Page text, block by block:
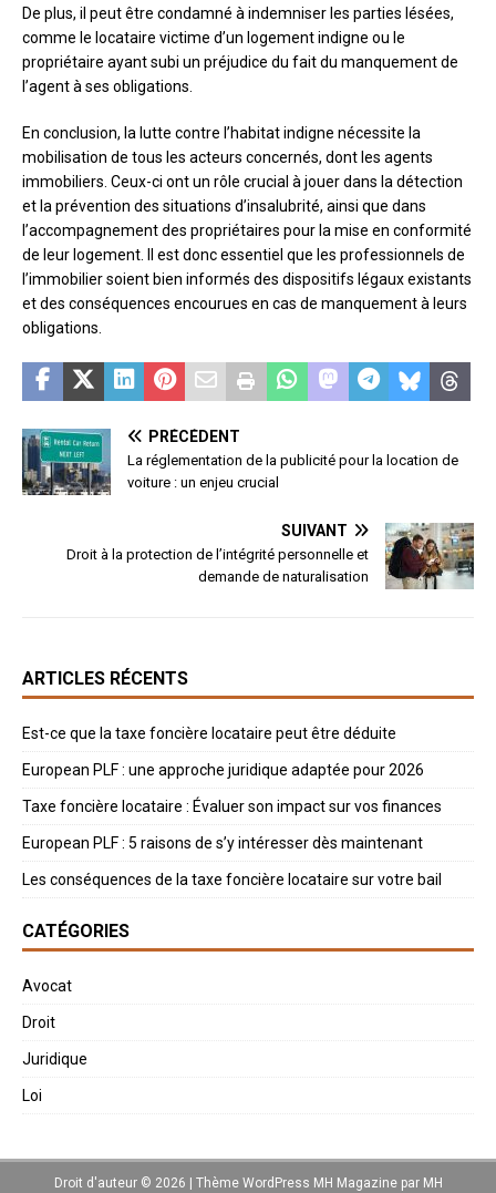
De plus, il peut être condamné à indemniser les parties lésées,
comme le locataire victime d’un logement indigne ou le
propriétaire ayant subi un préjudice du fait du manquement de
l’agent à ses obligations.
En conclusion, la lutte contre l’habitat indigne nécessite la
mobilisation de tous les acteurs concernés, dont les agents
immobiliers. Ceux-ci ont un rôle crucial à jouer dans la détection
et la prévention des situations d’insalubrité, ainsi que dans
l’accompagnement des propriétaires pour la mise en conformité
de leur logement. Il est donc essentiel que les professionnels de
l’immobilier soient bien informés des dispositifs légaux existants
et des conséquences encourues en cas de manquement à leurs
obligations.
PRÉCÉDENT
La réglementation de la publicité pour la location de
voiture : un enjeu crucial
SUIVANT
Droit à la protection de l’intégrité personnelle et
demande de naturalisation
ARTICLES RÉCENTS
Est-ce que la taxe foncière locataire peut être déduite
European PLF : une approche juridique adaptée pour 2026
Taxe foncière locataire : Évaluer son impact sur vos finances
European PLF : 5 raisons de s’y intéresser dès maintenant
Les conséquences de la taxe foncière locataire sur votre bail
CATÉGORIES
Avocat
Droit
Juridique
Loi
Droit d'auteur © 2026 | Thème WordPress MH Magazine par MH